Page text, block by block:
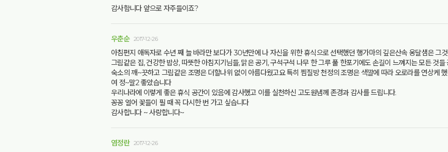
감사함니다 앞으로 자주들이죠?
우춘순 2017-12-26
아침편지 애독자로 수년 째 늘 바라만 보다가 30년만에 나 자신을 위한 휴식으로 선택했던 행가마의 깊은산속 옹달샘은 그
그림같은 집, 건강한 밥상, 따뜻한 아침지기님들, 맑은 공기, 구석구석 나무 한 그루 풀 한포기에도 손길이 느껴지는 모든 것
숙소의 깨~끗하고 그림같은 조명은 더할나위 없이 아름다웠고요 특히 찜질방 천정의 조명은 색깔에 따라 오로라를 연상케
여 정~말2 좋았습니다
우리나라에 이렇게 좋은 휴식 공간이 있음에 감사했고 이를 실천하신 고도원냄께 존경과 감사를 드립니다.
꽁꽁 얼어 꽃들이 필 때 꼭 다시한 번 가고 싶습니다
감사합니다 ~ 사랑합니다~
염정란 2017-12-26